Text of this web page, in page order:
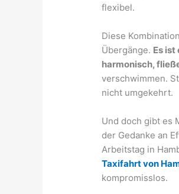
flexibel.
Diese
Übergänge. Es
harmonisch,
verschwimmen.
nicht umgekehrt.
Und doch gibt es
der Gedanke an
Arbeitstag in
Taxifahrt von
kompromisslos.